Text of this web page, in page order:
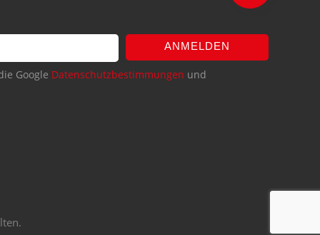
ANMELDEN
Google Datenschutzbestimmungen und